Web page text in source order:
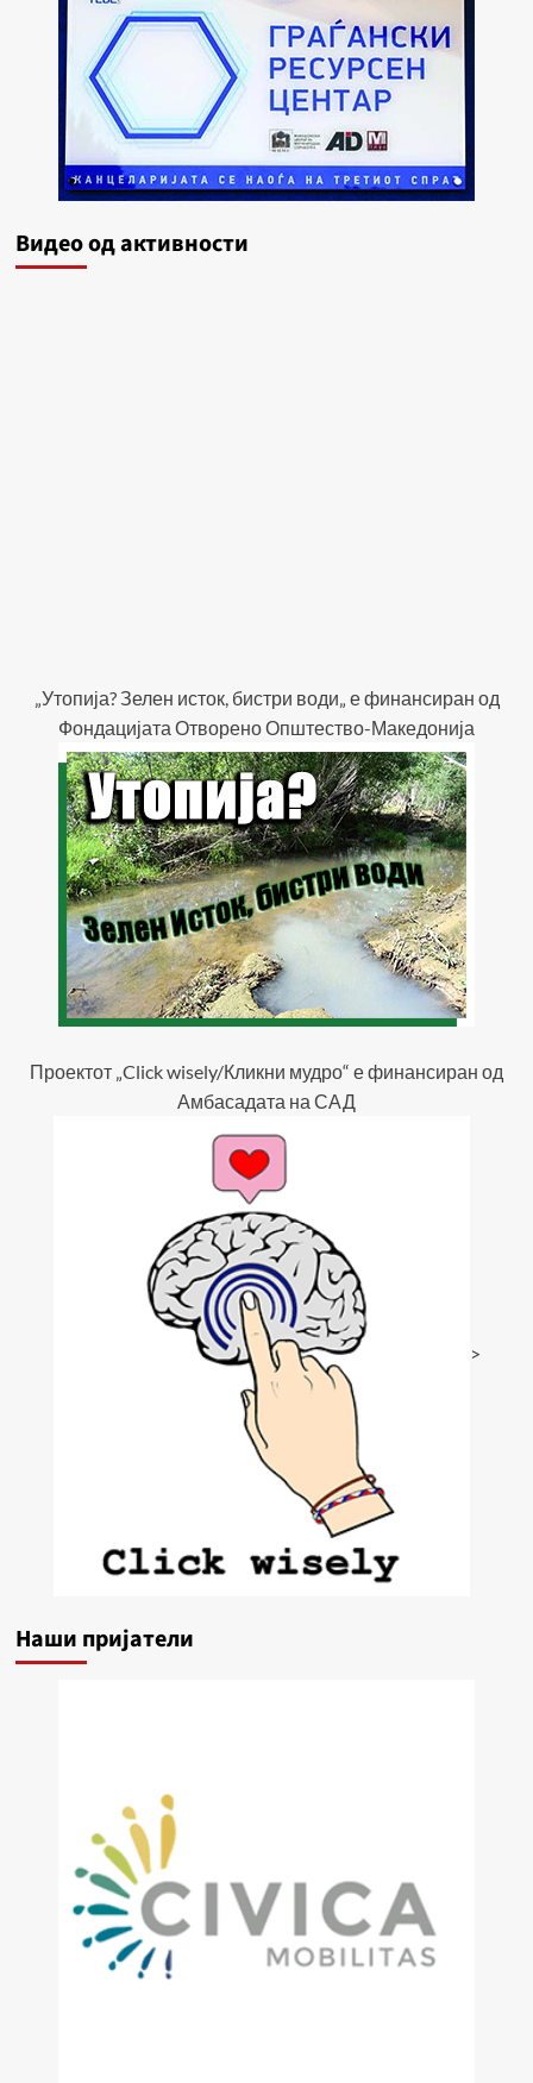
Видеo од активности
„Утопија? Зелен исток, бистри води„ е финансиран од
Фондацијата Отворено Општество-Македонија
Проектот „Click wisely/Кликни мудро“ е финансиран од
Амбасадата на САД
>
Наши пријатели